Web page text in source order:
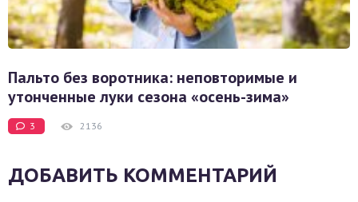
Пальто без воротника: неповторимые и
утонченные луки сезона «осень-зима»
3 2136
ДОБАВИТЬ КОММЕНТАРИЙ